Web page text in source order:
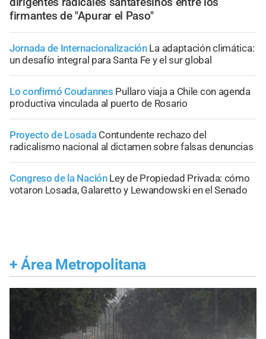
firmantes de "Apurar el Paso"
Jornada de Internacionalización La adaptación climática:
un desafío integral para Santa Fe y el sur global
Lo confirmó Coudannes Pullaro viaja a Chile con agenda
productiva vinculada al puerto de Rosario
Proyecto de Losada Contundente rechazo del
radicalismo nacional al dictamen sobre falsas denuncias
Congreso de la Nación Ley de Propiedad Privada: cómo
votaron Losada, Galaretto y Lewandowski en el Senado
+ Área Metropolitana